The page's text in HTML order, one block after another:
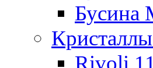
Бусина
Rivoli